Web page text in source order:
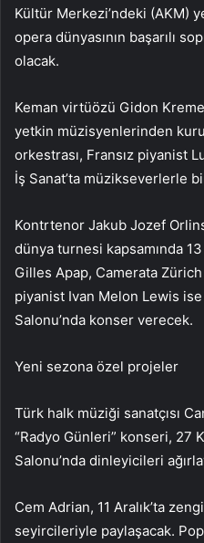
Kültür Merkezi’ndeki (AKM)
opera dünyasının başarılı
olacak.
Keman virtüözü Gidon
yetkin müzisyenlerinden
orkestrası, Fransız piyanist
İş Sanat’ta müzikseverlerle
Kontrtenor Jakub Jozef
dünya turnesi kapsamında 13
Gilles Apap, Camerata
piyanist Ivan Melon Lewis ise
Salonu’nda konser verecek.
Yeni sezona özel projeler
Türk halk müziği sanatçısı
“Radyo Günleri” konseri, 27
Salonu’nda dinleyicileri
Cem Adrian, 11 Aralık’ta
seyircileriyle paylaşacak.